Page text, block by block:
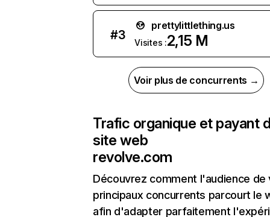
#3
prettylittlething.us
Visites :2,15 M
Voir plus de concurrents →
Trafic organique et payant
site web
revolve.com
Découvrez comment l'audience de
principaux concurrents parcourt le
afin d'adapter parfaitement